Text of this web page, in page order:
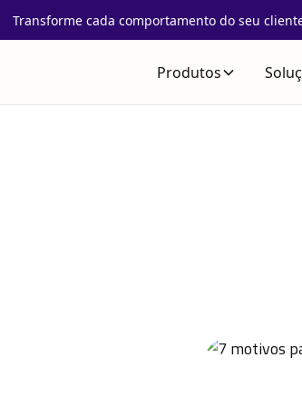
Transforme cada comportamento do seu
Produtos